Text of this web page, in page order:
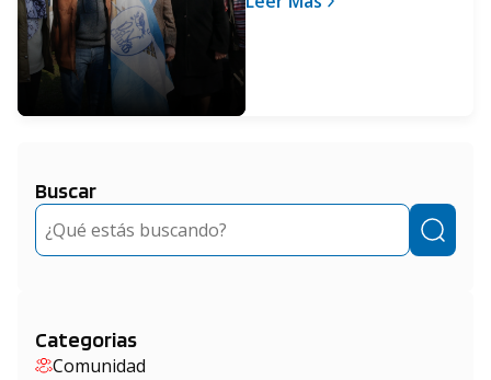
Buscar
Buscar
Categorias
Comunidad